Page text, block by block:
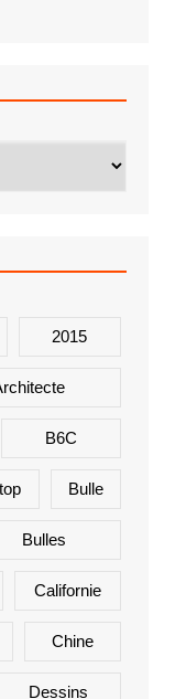
2015
B6C
Bulle
Bulles
Californie
Chine
Dessins